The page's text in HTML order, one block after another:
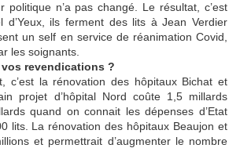
politique n’a pas changé. Le résultat, c’est
d’Yeux, ils ferment des lits à Jean Verdier
un self en service de réanimation Covid,
les soignants.
vos revendications ?
c’est la rénovation des hôpitaux Bichat et
projet d’hôpital Nord coûte 1,5 millards
quand on connait les dépenses d’Etat
lits. La rénovation des hôpitaux Beaujon et
et permettrait d’augmenter le nombre